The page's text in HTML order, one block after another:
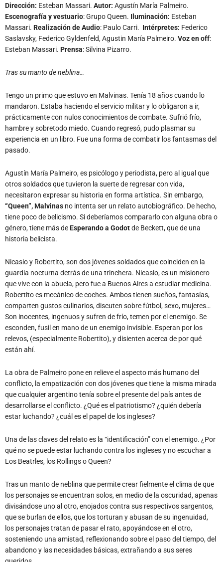
Dirección: Esteban Massari. Autor: Agustín María Palmeiro.
Escenografía y vestuario: Grupo Queen. Iluminación: Esteban
Massari. Realización de Audio: Paulo Carri. Intérpretes: Federico
Saslavsky, Federico Gyldenfeld, Agustin María Palmeiro. Voz en off:
Esteban Massari. Prensa: Silvina Pizarro.
Tras su manto de neblina…
Tengo un primo que estuvo en Malvinas. Tenía 18 años cuando lo
mandaron. Estaba haciendo el servicio militar y lo obligaron a ir,
prácticamente con nulos conocimientos de combate. Sufrió frío,
hambre y sobretodo miedo. Cuando regresó, pudo plasmar su
experiencia en un libro. Fue una forma de combatir los fantasmas del
pasado.
Agustín María Palmeiro, es psicólogo y periodista, pero al igual que
otros soldados que tuvieron la suerte de regresar con vida,
necesitaron expresar su historia en forma artística. Sin embargo,
“Queen”, Malvinas no intenta ser un relato autobiográfico. De hecho,
tiene poco de belicismo. Si deberíamos compararlo con alguna obra o
género, tiene más deEsperando a Godotde Beckett, que de una
historia belicista.
Nicasio y Robertito, son dos jóvenes soldados que coinciden en la
guardia nocturna detrás de una trinchera. Nicasio, es un misionero
que vive con la abuela, pero fue a Buenos Aires a estudiar medicina.
Robertito es mecánico de coches. Ambos tienen sueños, fantasías,
comparten gustos culinarios, discuten sobre fútbol, sexo, mujeres…
Son inocentes, ingenuos y sufren de frío, temen por el enemigo. Se
esconden, fusil en mano de un enemigo invisible. Esperan por los
relevos, (especialmente Robertito), y disienten acerca de por qué
están ahí.
La obra de Palmeiro pone en relieve el aspecto más humano del
conflicto, la empatización con dos jóvenes que tiene la misma mirada
que cualquier argentino tenía sobre el presente del país antes de
desarrollarse el conflicto. ¿Qué es el patriotismo? ¿quién debería
estar luchando? ¿cuál es el papel de los ingleses?
Una de las claves del relato es la “identificación” con el enemigo. ¿Por
qué no se puede estar luchando contra los ingleses y no escuchar a
Los Beatrles, los Rollings o Queen?
Tras un manto de neblina que permite crear fielmente el clima de que
los personajes se encuentran solos, en medio de la oscuridad, apenas
divisándose uno al otro, enojados contra sus respectivos sargentos,
que se burlan de ellos, que los torturan y abusan de su ingenuidad,
los personajes tratan de pasar el rato, apoyándose en el otro,
sosteniendo una amistad, reflexionando sobre el paso del tiempo, del
abandono y las necesidades básicas, extrañando a sus seres